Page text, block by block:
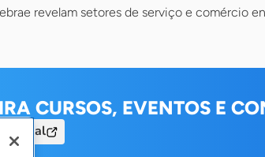
revelam setores de serviço e comércio
CURSOS, EVENTOS E
o Portal